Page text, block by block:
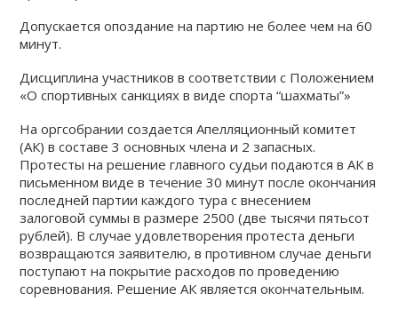
Допускается опоздание на партию не более чем на 60
минут.
Дисциплина участников в соответствии с Положением
«О спортивных санкциях в виде спорта “шахматы”»
На оргсобрании создается Апелляционный комитет
(АК) в составе 3 основных члена и 2 запасных.
Протесты на решение главного судьи подаются в АК в
письменном виде в течение 30 минут после окончания
последней партии каждого тура с внесением
залоговой суммы в размере 2500 (две тысячи пятьсот
рублей). В случае удовлетворения протеста деньги
возвращаются заявителю, в противном случае деньги
поступают на покрытие расходов по проведению
соревнования. Решение АК является окончательным.